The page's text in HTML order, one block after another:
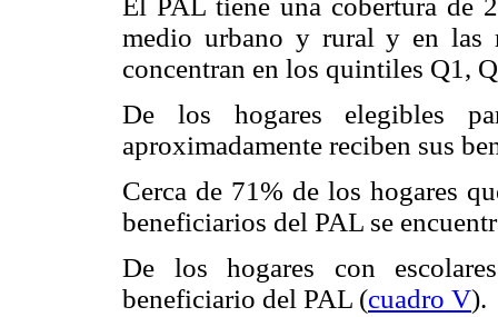
medio urbano y rural y en las
concentran en los quintiles Q1,
De los hogares elegibles
aproximadamente reciben sus
Cerca de 71% de los hogares
beneficiarios del PAL se
De los hogares con
beneficiario del PAL (cuadro V).